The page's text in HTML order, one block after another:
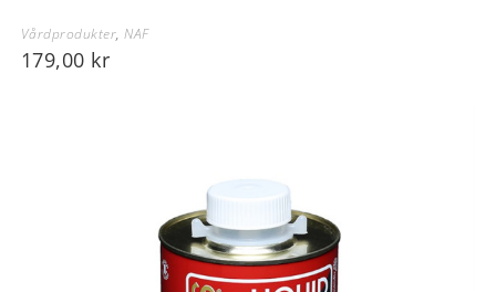
Vårdprodukter,NAF
179,00 kr